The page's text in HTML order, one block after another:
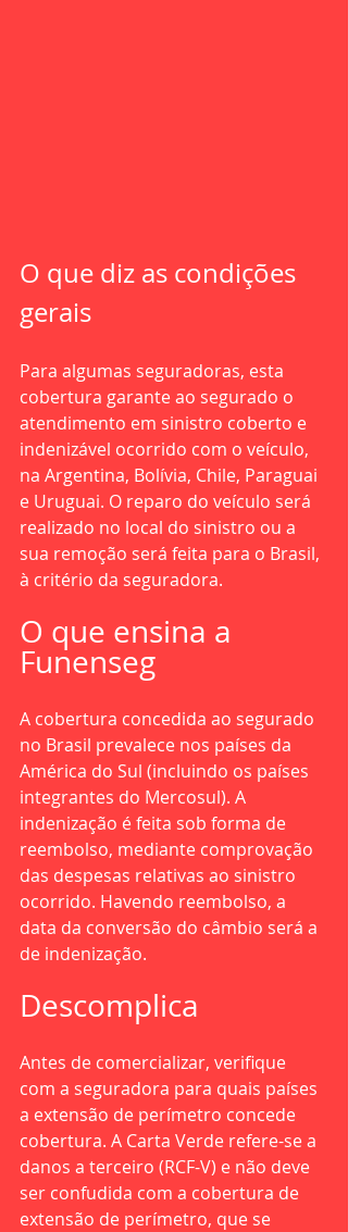
O que diz as condições
gerais
Para algumas seguradoras, esta
cobertura garante ao segurado o
atendimento em sinistro coberto e
indenizável ocorrido com o veículo,
na Argentina, Bolívia, Chile, Paraguai
e Uruguai. O reparo do veículo será
realizado no local do sinistro ou a
sua remoção será feita para o Brasil,
à critério da seguradora.
O que ensina a
Funenseg
A cobertura concedida ao segurado
no Brasil prevalece nos países da
América do Sul (incluindo os países
integrantes do Mercosul). A
indenização é feita sob forma de
reembolso, mediante comprovação
das despesas relativas ao sinistro
ocorrido. Havendo reembolso, a
data da conversão do câmbio será a
de indenização.
Descomplica
Antes de comercializar, verifique
com a seguradora para quais países
a extensão de perímetro concede
cobertura. A Carta Verde refere-se a
danos a terceiro (RCF-V) e não deve
ser confudida com a cobertura de
extensão de perímetro, que se